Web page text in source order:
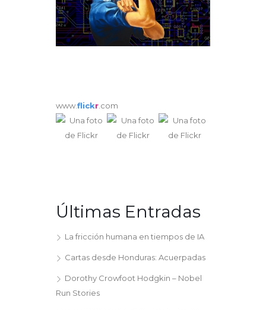
www.flickr.com
Últimas Entradas
La fricción humana en tiempos de IA
Cartas desde Honduras: Acuerpadas
Dorothy Crowfoot Hodgkin – Nobel
Run Stories